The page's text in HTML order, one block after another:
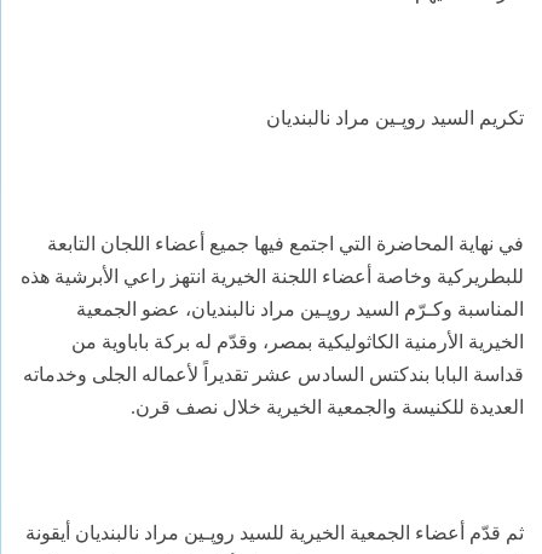
تكريم السيد روﭘـين مراد نالبنديان
في نهاية المحاضرة التي اجتمع فيها جميع أعضاء اللجان التابعة
للبطريركية وخاصة أعضاء اللجنة الخيرية انتهز راعي الأبرشية هذه
المناسبة وكـرّم السيد روﭘـين مراد نالبنديان، عضو الجمعية
الخيرية الأرمنية الكاثوليكية بمصر، وقدّم له بركة باباوية من
قداسة البابا بندكتس السادس عشر تقديراً لأعماله الجلى وخدماته
العديدة للكنيسة والجمعية الخيرية خلال نصف قرن.
ثم قدّم أعضاء الجمعية الخيرية للسيد روﭘـين مراد نالبنديان أيقونة